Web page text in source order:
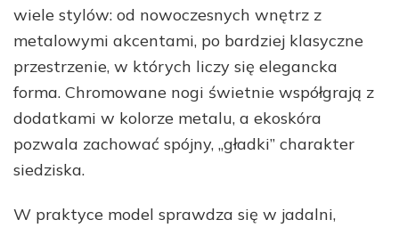
wiele stylów: od nowoczesnych wnętrz z
metalowymi akcentami, po bardziej klasyczne
przestrzenie, w których liczy się elegancka
forma. Chromowane nogi świetnie współgrają z
dodatkami w kolorze metalu, a ekoskóra
pozwala zachować spójny, „gładki” charakter
siedziska.
W praktyce model sprawdza się w jadalni,